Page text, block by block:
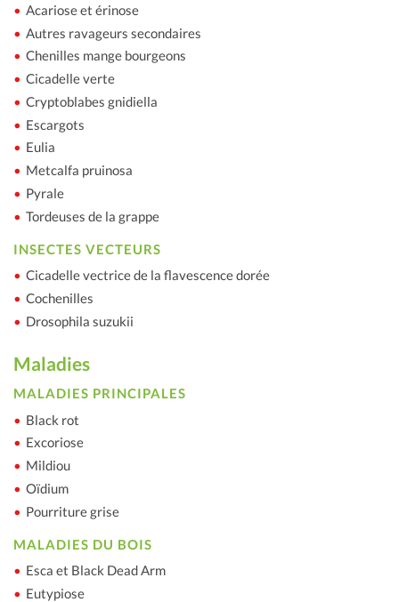
Acariose et érinose
Autres ravageurs secondaires
Chenilles mange bourgeons
Cicadelle verte
Cryptoblabes gnidiella
Escargots
Eulia
Metcalfa pruinosa
Pyrale
Tordeuses de la grappe
INSECTES VECTEURS
Cicadelle vectrice de la flavescence dorée
Cochenilles
Drosophila suzukii
Maladies
MALADIES PRINCIPALES
Black rot
Excoriose
Mildiou
Oïdium
Pourriture grise
MALADIES DU BOIS
Esca et Black Dead Arm
Eutypiose